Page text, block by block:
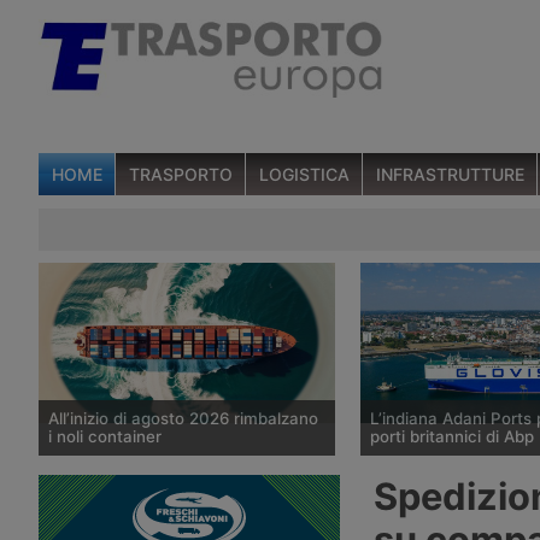
HOME TRASPORTO LOGISTICA INFRASTRUTTURE
All’inizio di agosto 2026 rimbalzano
i noli container
I noli spot del trasporto marittimo di
container diffusi il 6 agosto 2026 da
Drewry mostrano un aumento medio
L’indiana Adani Ports
porti britannici di Abp
valutando
di controllo di